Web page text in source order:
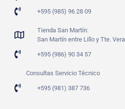
+595 (985) 96 28 09
Tienda San Martín:
San Martín entre Lillo y Tte. Vera
+595 (986) 90 34 57
Consultas Servicio Técnico
+595 (981) 387 736